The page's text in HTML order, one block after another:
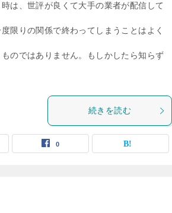
は、世評が良くて大手の業者が配信して
限りの関係で終わってしまうことはよく
のではありません。もしかしたら知らず
続きを読む
0